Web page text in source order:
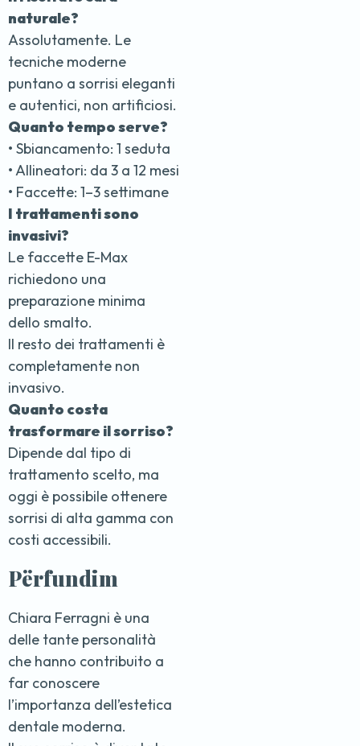
naturale?
Assolutamente. Le
tecniche moderne
puntano a sorrisi eleganti
e autentici, non artificiosi.
Quanto tempo serve?
• Sbiancamento: 1 seduta
• Allineatori: da 3 a 12 mesi
• Faccette: 1–3 settimane
I trattamenti sono
invasivi?
Le faccette E-Max
richiedono una
preparazione minima
dello smalto.
Il resto dei trattamenti è
completamente non
invasivo.
Quanto costa
trasformare il sorriso?
Dipende dal tipo di
trattamento scelto, ma
oggi è possibile ottenere
sorrisi di alta gamma con
costi accessibili.
Përfundim
Chiara Ferragni è una
delle tante personalità
che hanno contribuito a
far conoscere
l’importanza dell’estetica
dentale moderna.